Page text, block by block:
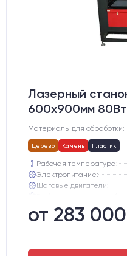
Лазерный
600х900мм
Материалы для обработки:
Дерево Камень Пластик
Рабочая температура:
Электропитание:
Шаговые двигатели:
Направляющие оси Y:
Направляющие оси Х:
от 283